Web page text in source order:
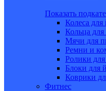
Показать
Колеса для
Кольца для
Мячи для
Ремни и
Ролики
Блоки для
Коврики
Фитнес